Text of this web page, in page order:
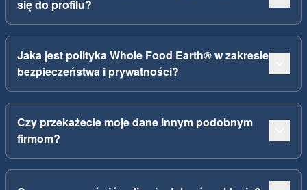
się do profilu?
Jaka jest polityka Whole Food Earth® w zakresie
bezpieczeństwa i prywatności?
Czy przekażecie moje dane innym podobnym
firmom?